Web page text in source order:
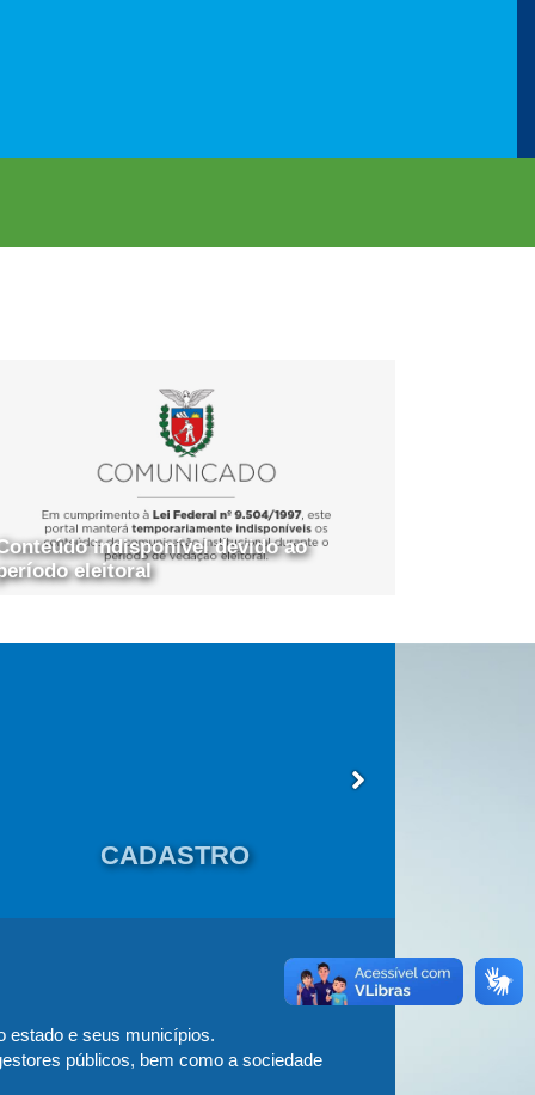
indisponível devido ao
eleitoral
CADASTRO
estado e seus municípios.
públicos, bem como a sociedade